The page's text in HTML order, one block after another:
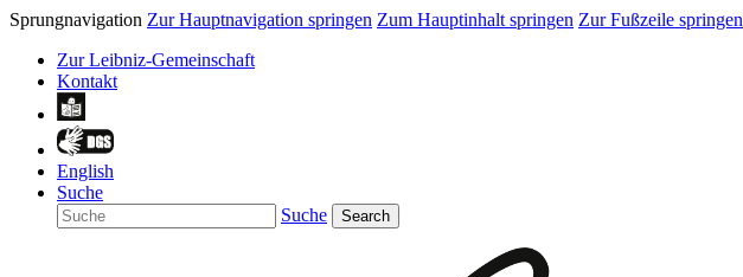
Sprungnavigation Zur Hauptnavigation springen Zum Hauptinhalt springen Zur Fußzeile springen
Zur Leibniz-Gemeinschaft
Kontakt
English
Suche
Suche
Search